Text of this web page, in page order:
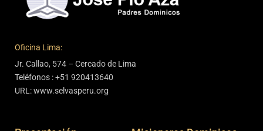
Oficina Lima:
Jr. Callao, 574 – Cercado de Lima
Teléfonos : +51 920413640
URL: www.selvasperu.org